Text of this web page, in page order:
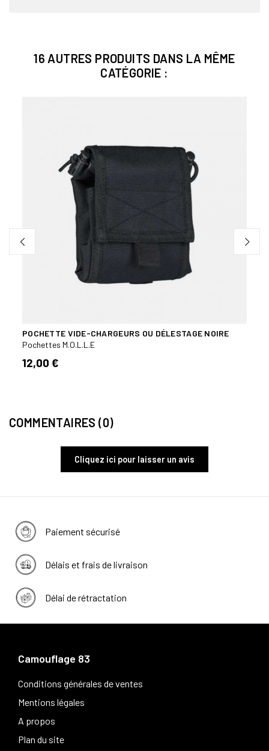
16 AUTRES PRODUITS DANS LA MÊME
CATÉGORIE :
POCHETTE VIDE-CHARGEURS OU DÉLESTAGE NOIRE
Pochettes M.O.L.L.E
12,00 €
COMMENTAIRES (0)
Cliquez ici pour laisser un avis
Paiement sécurisé
Délais et frais de livraison
Délai de rétractation
Camouflage 83
Conditions générales de ventes
Mentions légales
A propos
Plan du site